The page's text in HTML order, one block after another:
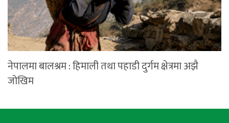
नेपालमा बालश्रम : हिमाली तथा पहाडी दुर्गम क्षेत्रमा अझै
जोखिम